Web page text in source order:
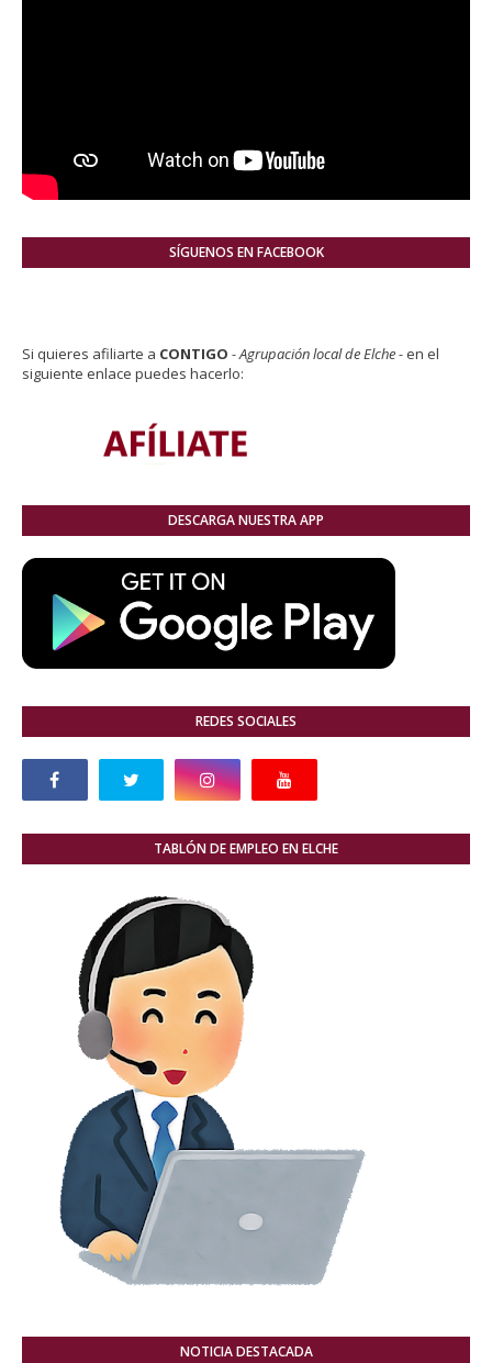
SÍGUENOS EN FACEBOOK
Si quieres afiliarte a CONTIGO - Agrupación local de Elche - en el
siguiente enlace puedes hacerlo:
DESCARGA NUESTRA APP
REDES SOCIALES
TABLÓN DE EMPLEO EN ELCHE
NOTICIA DESTACADA